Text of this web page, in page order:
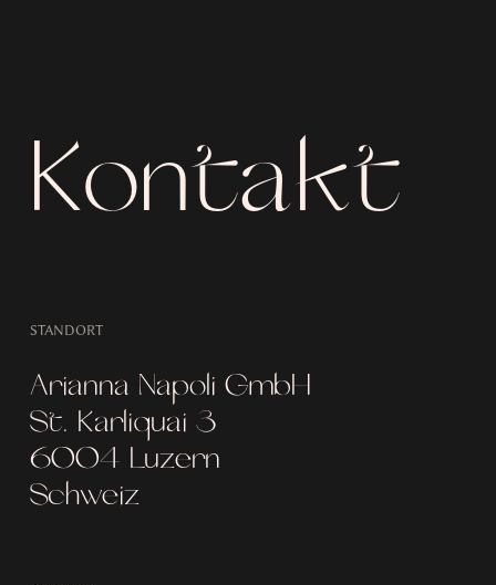
Kontakt
STANDORT
Arianna Napoli GmbH
St. Karliquai 3
6004 Luzern
Schweiz